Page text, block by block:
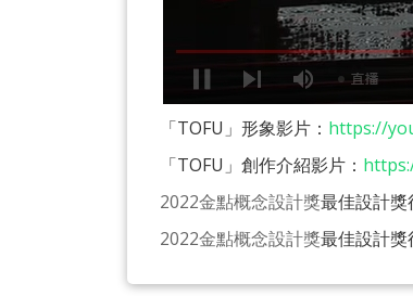
「TOFU」形象影片： https://
「TOFU」創作介紹影片：
2022金點概念設計獎最佳設計獎
2022金點概念設計獎最佳設計獎